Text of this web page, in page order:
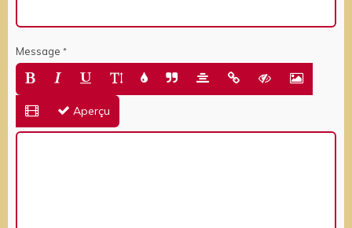
Message
Aperçu